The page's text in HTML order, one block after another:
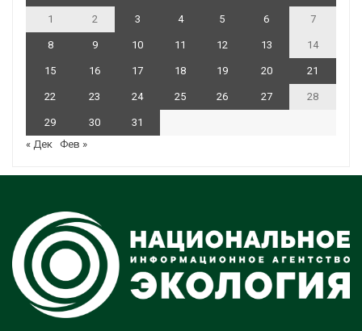
1 2 3 4 5 6 7
8 9 10 11 12 13 14
15 16 17 18 19 20 21
22 23 24 25 26 27 28
29 30
31
« Дек Фев »